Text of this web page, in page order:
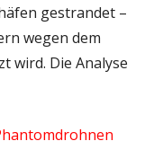
gestrandet –
wegen dem
wird. Die Analyse